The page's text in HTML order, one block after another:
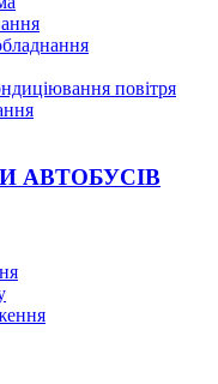
повітря
АВТОБУСІВ